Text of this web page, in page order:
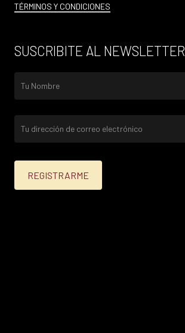
TÉRMINOS Y CONDICIONES
SUSCRIBITE AL NEWSLETTER